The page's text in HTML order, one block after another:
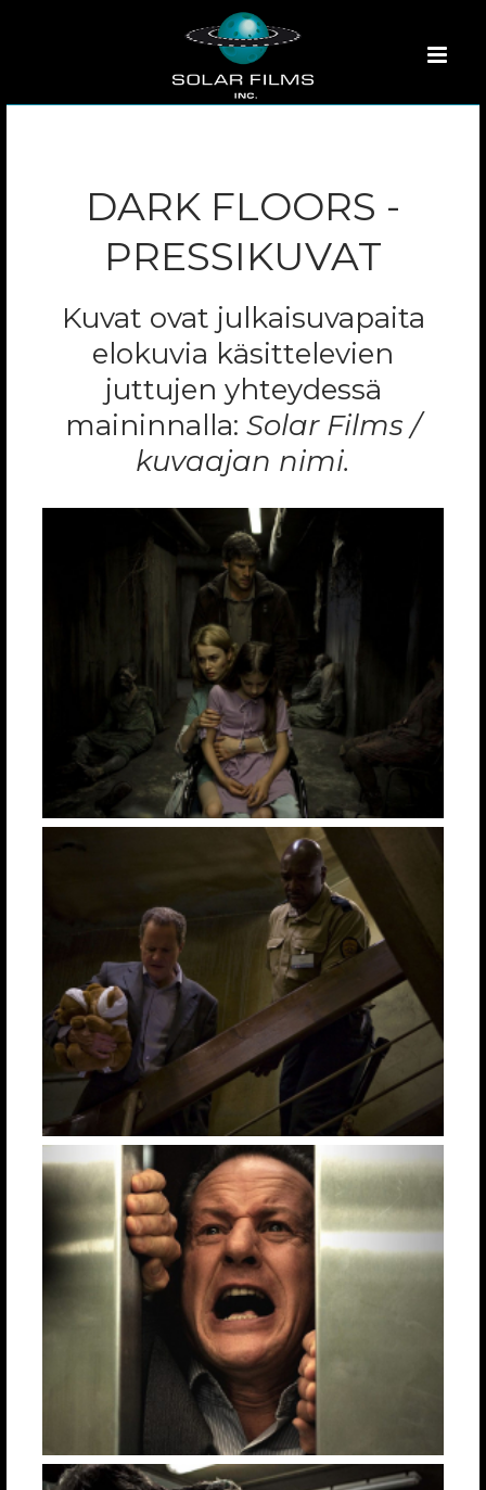
DARK FLOORS -
PRESSIKUVAT
Kuvat ovat julkaisuvapaita
elokuvia käsittelevien
juttujen yhteydessä
maininnalla: Solar Films /
kuvaajan nimi.